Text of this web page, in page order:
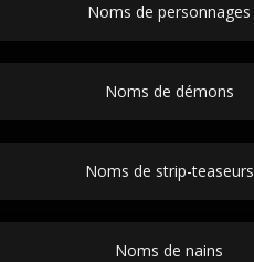
Noms de personnages
Noms de démons
Noms de strip-teaseurs
Noms de nains